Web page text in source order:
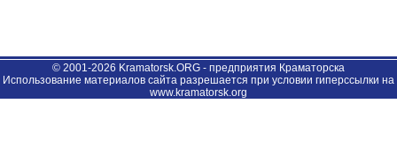
© 2001-2026 Kramatorsk.ORG - предприятия Краматорска
Использование материалов сайта разрешается при условии гиперссылки на
www.kramatorsk.org